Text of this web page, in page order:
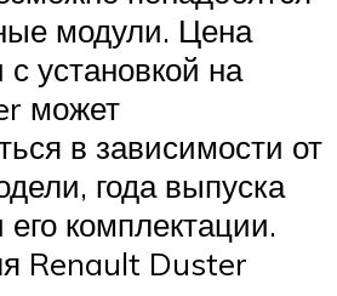
модули. Цена
установкой на
может
в зависимости от
года выпуска
комплектации.
Renault Duster